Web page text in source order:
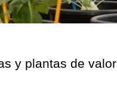
y plantas de valor